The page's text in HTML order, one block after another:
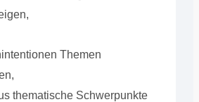
Themen
thematische Schwerpunkte